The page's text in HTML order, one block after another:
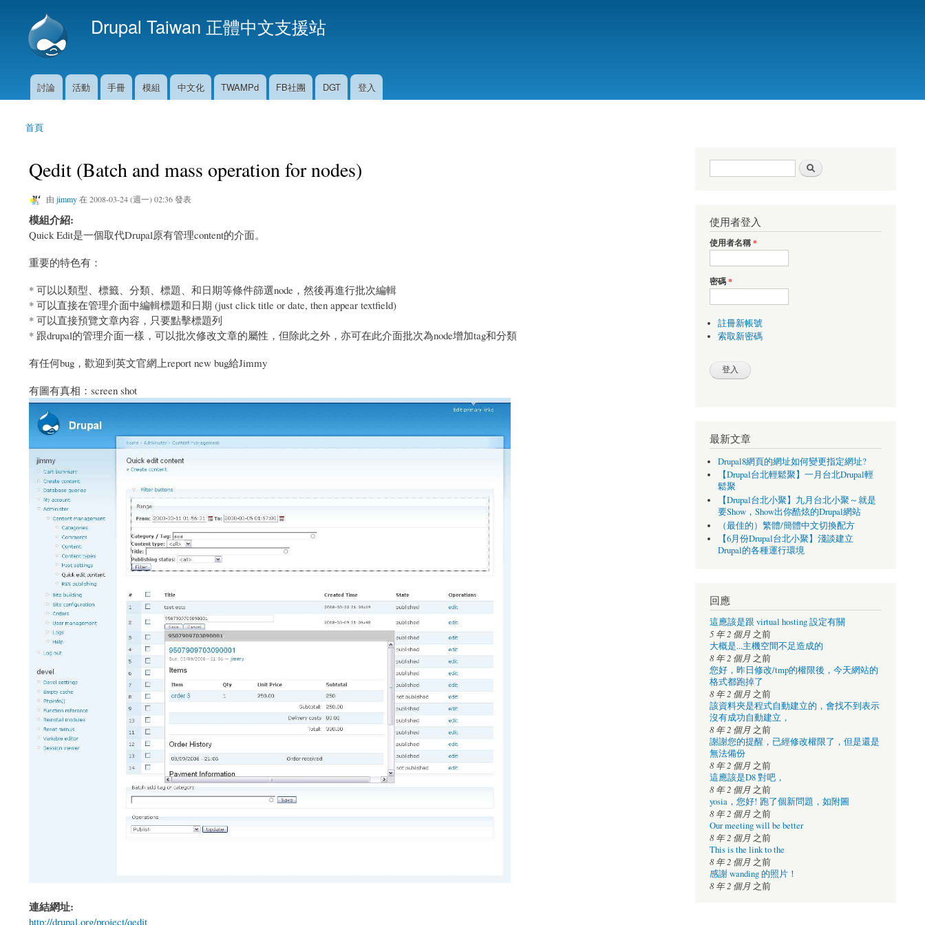
Drupal Taiwan 正體中文支援站
主選單
討論 活動 手冊 模組 中文化 TWAMPd FB社團 DGT 登入
您在這裡
首頁
Qedit (Batch and mass operation for nodes)
由 jimmy在 2008-03-24 (週一) 02:36 發表
模組介紹:
Quick Edit是一個取代Drupal原有管理content的介面。
重要的特色有：
* 可以以類型、標籤、分類、標題、和日期等條件篩選node，然後再進行批次編輯
* 可以直接在管理介面中編輯標題和日期 (just click title or date, then appear textfield)
* 可以直接預覽文章內容，只要點擊標題列
* 跟drupal的管理介面一樣，可以批次修改文章的屬性，但除此之外，亦可在此介面批次為node增加tag和分類
有任何bug，歡迎到英文官網上report new bug給Jimmy
有圖有真相：screen shot
連結網址:
http://drupal.org/project/qedit
搜尋表單
使用者登入
使用者名稱*
密碼*
註冊新帳號
索取新密碼
最新文章
Drupal8網頁的網址如何變更指定網址?
【Drupal台北輕鬆聚】一月台北Drupal輕
鬆聚
【Drupal台北小聚】九月台北小聚～就是
要Show，Show出你酷炫的Drupal網站
（最佳的）繁體/簡體中文切換配方
【6月份Drupal台北小聚】淺談建立
Drupal的各種運行環境
回應
這應該是跟 virtual hosting 設定有關
5 年 2 個月之前
大概是...主機空間不足造成的
8 年 2 個月之前
您好，昨日修改/tmp的權限後，今天網站的
格式都跑掉了
8 年 2 個月之前
該資料夾是程式自動建立的，會找不到表示
沒有成功自動建立，
8 年 2 個月之前
謝謝您的提醒，已經修改權限了，但是還是
無法備份
8 年 2 個月之前
這應該是D8 對吧，
8 年 2 個月之前
yosia，您好! 跑了個新問題，如附圖
8 年 2 個月之前
Our meeting will be better
8 年 2 個月之前
This is the link to the
8 年 2 個月之前
感謝 wanding 的照片！
8 年 2 個月之前